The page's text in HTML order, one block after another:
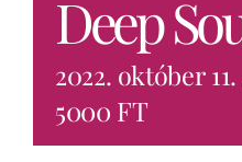
Deep
2022. október
5000 FT